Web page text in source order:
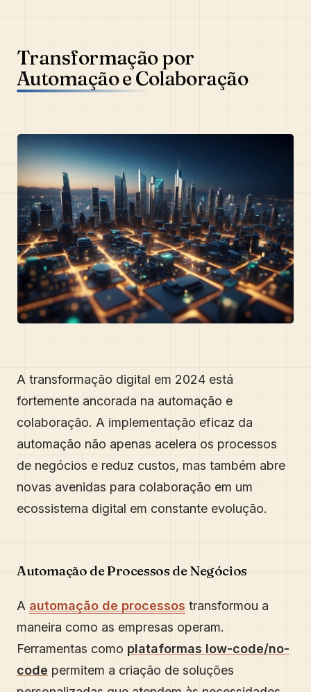
Transformação por
Automação e Colaboração
A transformação digital em 2024 está
fortemente ancorada na automação e
colaboração. A implementação eficaz da
automação não apenas acelera os processos
de negócios e reduz custos, mas também abre
novas avenidas para colaboração em um
ecossistema digital em constante evolução.
Automação de Processos de Negócios
A automação de processos transformou a
maneira como as empresas operam.
Ferramentas como plataformas low-code/no-
code permitem a criação de soluções